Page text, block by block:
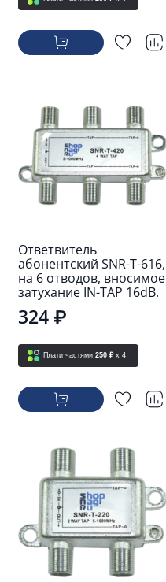
Ответвитель
абонентский SNR-T-616,
на 6 отводов, вносимое
затухание IN-TAP 16dB.
324 ₽
Плати частями 250 ₽ x 4